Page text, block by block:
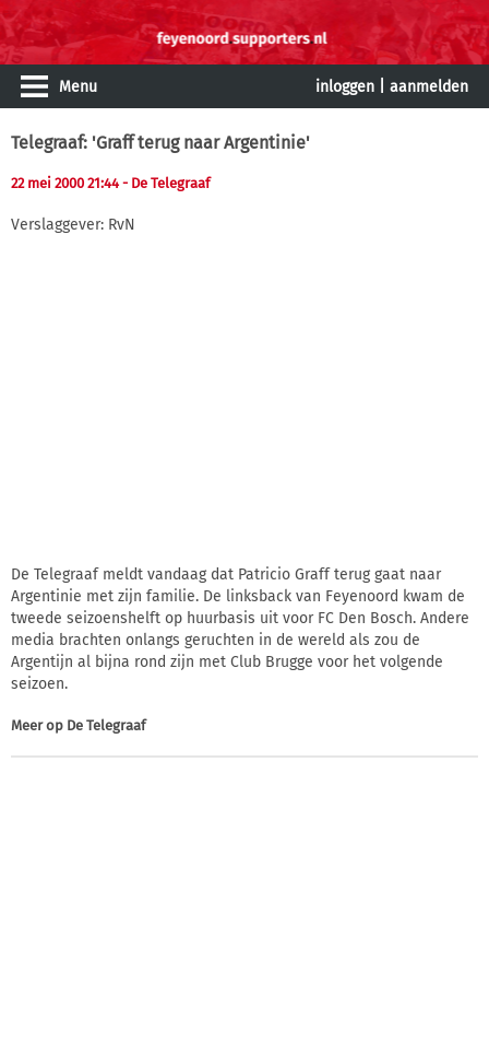
Menu inloggen aanmelden
Telegraaf: 'Graff terug naar Argentinie'
22 mei 2000 21:44 - De Telegraaf
Verslaggever: RvN
De Telegraaf meldt vandaag dat Patricio Graff terug gaat naar
Argentinie met zijn familie. De linksback van Feyenoord kwam de
tweede seizoenshelft op huurbasis uit voor FC Den Bosch. Andere
media brachten onlangs geruchten in de wereld als zou de
Argentijn al bijna rond zijn met Club Brugge voor het volgende
seizoen.
Meer op De Telegraaf